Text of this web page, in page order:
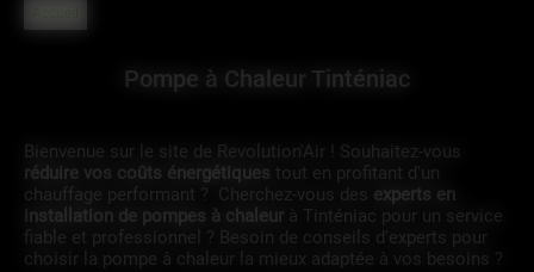
Pompe à Chaleur Tinténiac
Bienvenue sur le site de Revolution'Air ! Souhaitez-vous
réduire vos coûts énergétiques tout en profitant d'un
chauffage performant ? Cherchez-vous des
experts en
installation de pompes à chaleur à Tinténiac pour un service
fiable et professionnel ? Besoin de conseils d'experts pour
choisir la pompe à chaleur la mieux adaptée à vos besoins ?